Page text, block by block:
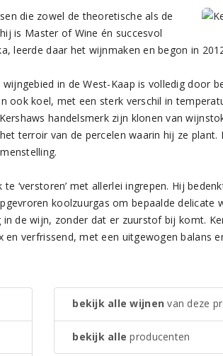
die zowel de theoretische als de
is Master of Wine én succesvol
leerde daar het wijnmaken en begon in
in de West-Kaap is volledig door
koel, met een sterk verschil in
handelsmerk zijn klonen van
terroir van de percelen waarin hij ze plant.
‘verstoren’ met allerlei ingrepen. Hij
koolzuurgas om bepaalde delicate
de wijn, zonder dat er zuurstof bij komt.
verfrissend, met een uitgewogen balans
bekijk alle wijnen van deze
bekijk alle producenten